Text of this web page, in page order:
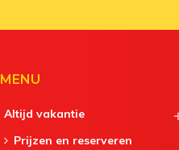
MENU
Altijd vakantie
Prijzen en reserveren